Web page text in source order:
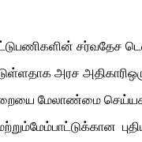
சர்வதேச
அரச
மேலாண்மை